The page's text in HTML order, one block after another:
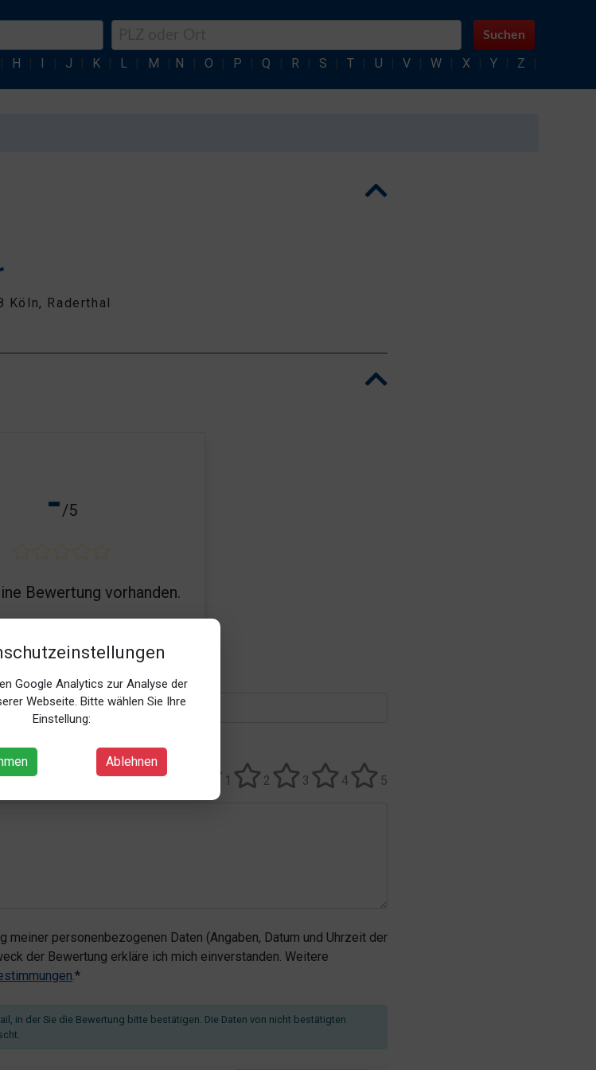
Google Analytics zur Analyse der
Webseite. Bitte wählen Sie Ihre
Einstellung:
Ablehnen
Suchen
H I J K L M N O P Q R S T U V W X Y Z
Raderthal
-/5
Bewertung vorhanden.
E-Mail*
5
4
3
2
1
meiner personenbezogenen Daten (Angaben, Datum und Uhrzeit der
der Bewertung erkläre ich mich einverstanden. Weitere
.*
in der Sie die Bewertung bitte bestätigen. Die Daten von nicht bestätigten